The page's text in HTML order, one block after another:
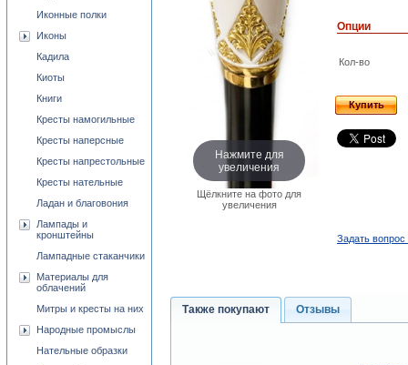
Нажмите для
увеличения
Щёлкните на фото для
увеличения
Опции
Кол-во
Купить
Задать вопрос
Также покупают Отзывы
Иконные полки
Иконы
Кадила
Киоты
Книги
Кресты намогильные
Кресты наперсные
Кресты напрестольные
Кресты нательные
Ладан и благовония
Лампады и
кронштейны
Лампадные стаканчики
Материалы для
облачений
Митры и кресты на них
Народные промыслы
Нательные образки